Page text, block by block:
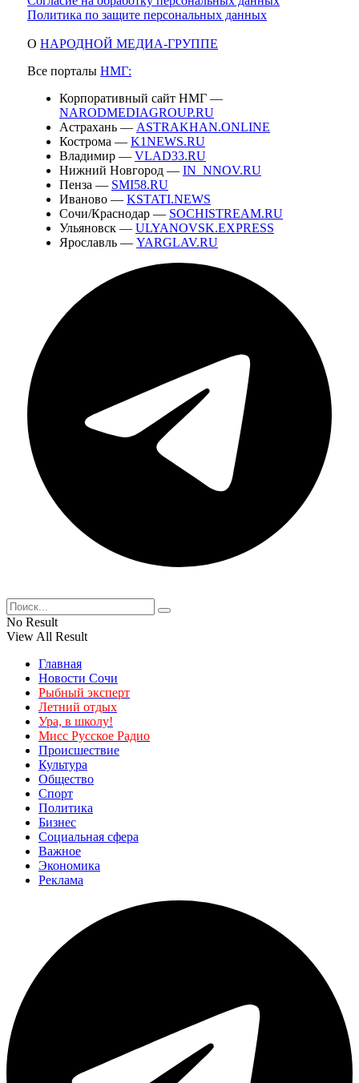
Политика по защите персональных данных
О НАРОДНОЙ МЕДИА-ГРУППЕ
Все порталы НМГ:
Корпоративный сайт НМГ —
NARODMEDIAGROUP.RU
Астрахань — ASTRAKHAN.ONLINE
Кострома — K1NEWS.RU
Владимир — VLAD33.RU
Нижний Новгород — IN_NNOV.RU
Пенза — SMI58.RU
Иваново — KSTATI.NEWS
Сочи/Краснодар — SOCHISTREAM.RU
Ульяновск — ULYANOVSK.EXPRESS
Ярославль — YARGLAV.RU
No Result
View All Result
Главная
Новости Сочи
Рыбный эксперт
Летний отдых
Ура, в школу!
Мисс Русское Радио
Происшествие
Культура
Общество
Спорт
Политика
Бизнес
Социальная сфера
Важное
Экономика
Реклама